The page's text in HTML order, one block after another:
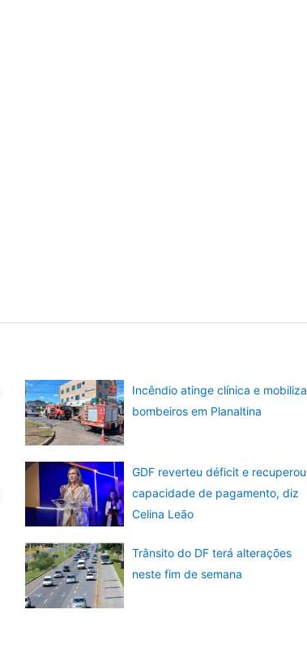
Incêndio atinge clínica e mobiliza
bombeiros em Planaltina
GDF reverteu déficit e recuperou
capacidade de pagamento, diz
Celina Leão
Trânsito do DF terá alterações
neste fim de semana